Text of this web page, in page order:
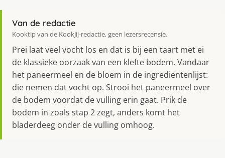
Van de redactie
Kooktip van de KookJij-redactie, geen lezersrecensie.
Prei laat veel vocht los en dat is bij een taart met ei
de klassieke oorzaak van een klefte bodem. Vandaar
het paneermeel en de bloem in de ingredientenlijst:
die nemen dat vocht op. Strooi het paneermeel over
de bodem voordat de vulling erin gaat. Prik de
bodem in zoals stap 2 zegt, anders komt het
bladerdeeg onder de vulling omhoog.